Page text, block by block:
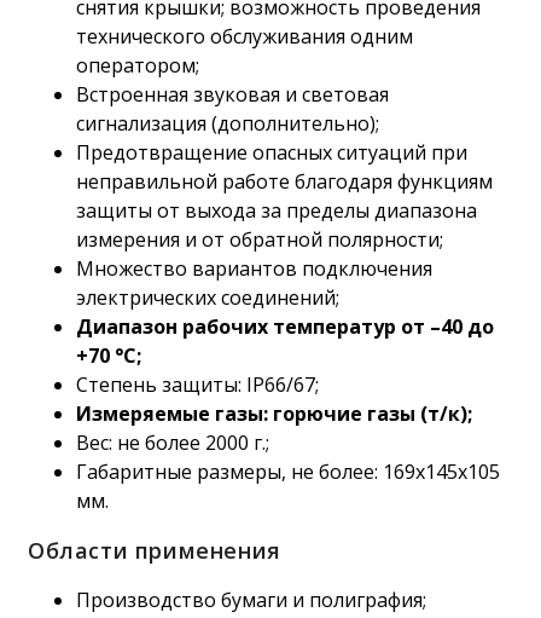
снятия крышки; возможность проведения
технического обслуживания одним
оператором;
Встроенная звуковая и световая
сигнализация (дополнительно);
Предотвращение опасных ситуаций при
неправильной работе благодаря функциям
защиты от выхода за пределы диапазона
измерения и от обратной полярности;
Множество вариантов подключения
электрических соединений;
Диапазон рабочих температур от –40 до
+70 °C;
Степень защиты: IP66/67;
Измеряемые газы: горючие газы (т/к);
Вес: не более 2000 г.;
Габаритные размеры, не более: 169х145х105
мм.
Области применения
Производство бумаги и полиграфия;